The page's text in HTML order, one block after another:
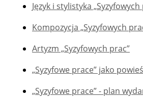
Język i stylistyka „Syzyfowych
Kompozycja „Syzyfowych
Artyzm „Syzyfowych prac”
„Syzyfowe prace” jako
„Syzyfowe prace” - plan